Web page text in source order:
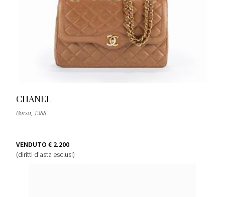
CHANEL
Borsa, 1988
VENDUTO € 2.200
(diritti d'asta esclusi)